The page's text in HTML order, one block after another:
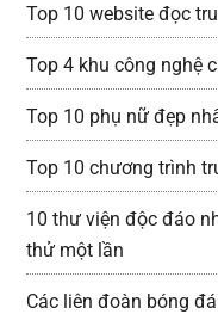
Top 10 website đọc
Top 4 khu công nghệ
Top 10 phụ nữ đẹp
Top 10 chương trình
10 thư viện độc đáo
thử một lần
Các liên đoàn bóng